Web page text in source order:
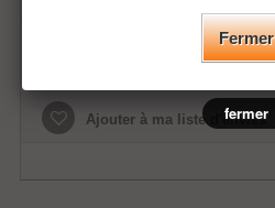
Ajouter à ma liste d'envies
Fermer
fermer